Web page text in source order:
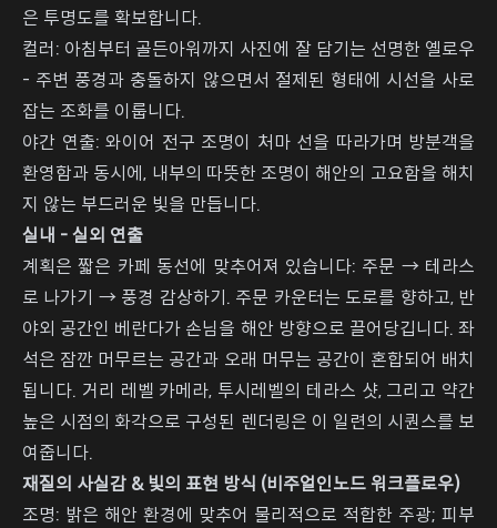
은 투명도를 확보합니다.
컬러: 아침부터 골든아워까지 사진에 잘 담기는 선명한 옐로우
- 주변 풍경과 충돌하지 않으면서 절제된 형태에 시선을 사로
잡는 조화를 이룹니다.
야간 연출: 와이어 전구 조명이 처마 선을 따라가며 방분객을
환영함과 동시에, 내부의 따뜻한 조명이 해안의 고요함을 해치
지 않는 부드러운 빛을 만듭니다.
실내 - 실외 연출
계획은 짧은 카페 동선에 맞추어져 있습니다: 주문 → 테라스
로 나가기 → 풍경 감상하기. 주문 카운터는 도로를 향하고, 반
야외 공간인 베란다가 손님을 해안 방향으로 끌어당깁니다. 좌
석은 잠깐 머무르는 공간과 오래 머무는 공간이 혼합되어 배치
됩니다. 거리 레벨 카메라, 투시레벨의 테라스 샷, 그리고 약간
높은 시점의 화각으로 구성된 렌더링은 이 일련의 시퀀스를 보
여줍니다.
재질의 사실감 & 빛의 표현 방식 (비주얼인노드 워크플로우)
조명: 밝은 해안 환경에 맞추어 물리적으로 적합한 주광; 피부